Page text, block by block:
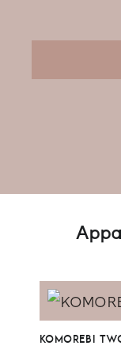
KOMOREBI